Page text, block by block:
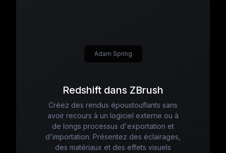
Redshift dans ZBrush
Créez des rendus époustouflants sans
avoir recours à un logiciel externe ou à
de longs processus d'exportation et
d'importation. Présentez des éclairages,
des matériaux et des effets visuels
Adam Spring